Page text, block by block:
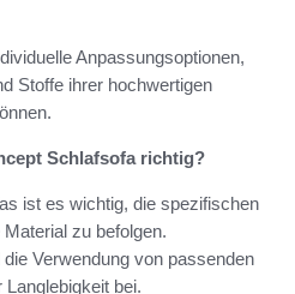
Anpassungsoptionen,
Stoffe ihrer hochwertigen
Schlafsofa richtig?
ist es wichtig, die spezifischen
zu befolgen.
Verwendung von passenden
bei.